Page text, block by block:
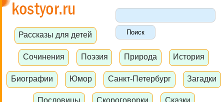
Рассказы для детей
Сочинения Поэзия Природа История
Биографии Юмор Санкт-Петербург Загадки
Пословицы Скороговорки Сказки